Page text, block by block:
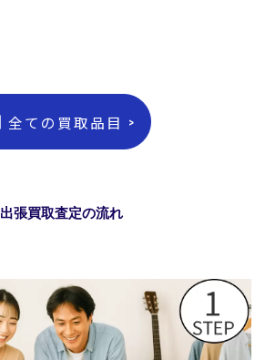
全ての買取品目 >
出張買取査定の流れ